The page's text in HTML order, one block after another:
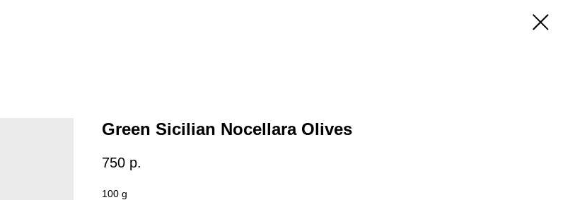
Green Sicilian Nocellara Olives
750 р.
100 g